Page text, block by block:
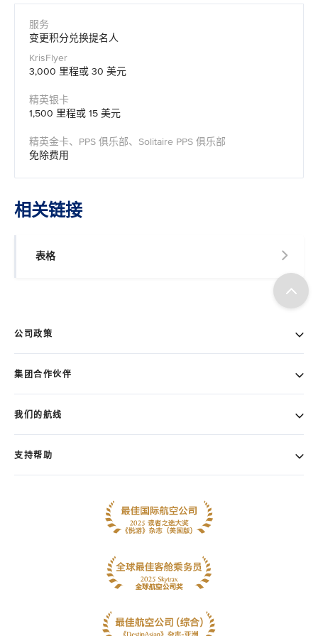
变更积分兑换提名人
3,000 里程或 30 美元
1,500 里程或 15 美元
免除费用
相关链接
表格